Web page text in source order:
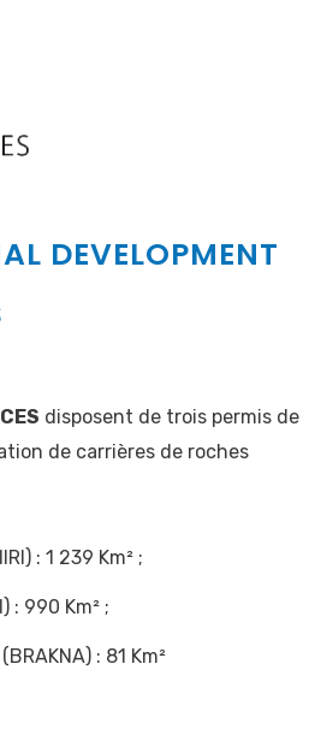
DEVELOPMENT
disposent de trois permis de
de carrières de roches
: 1 239 Km² ;
: 990 Km² ;
: 81 Km²